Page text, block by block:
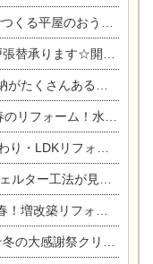
つくり方【完全予約制】
承ります☆開催！
るおうち現場見学会』
相談会&今がチャンス！エアコン相談会
相談会＆エアコン相談会
が見れる完成見学会
ーム&家の修理まつり
クリスマス相談会開催